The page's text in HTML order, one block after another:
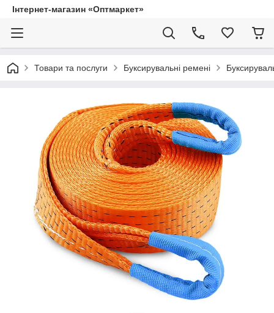
Інтернет-магазин «Оптмаркет»
Товари та послуги Буксирувальні ремені